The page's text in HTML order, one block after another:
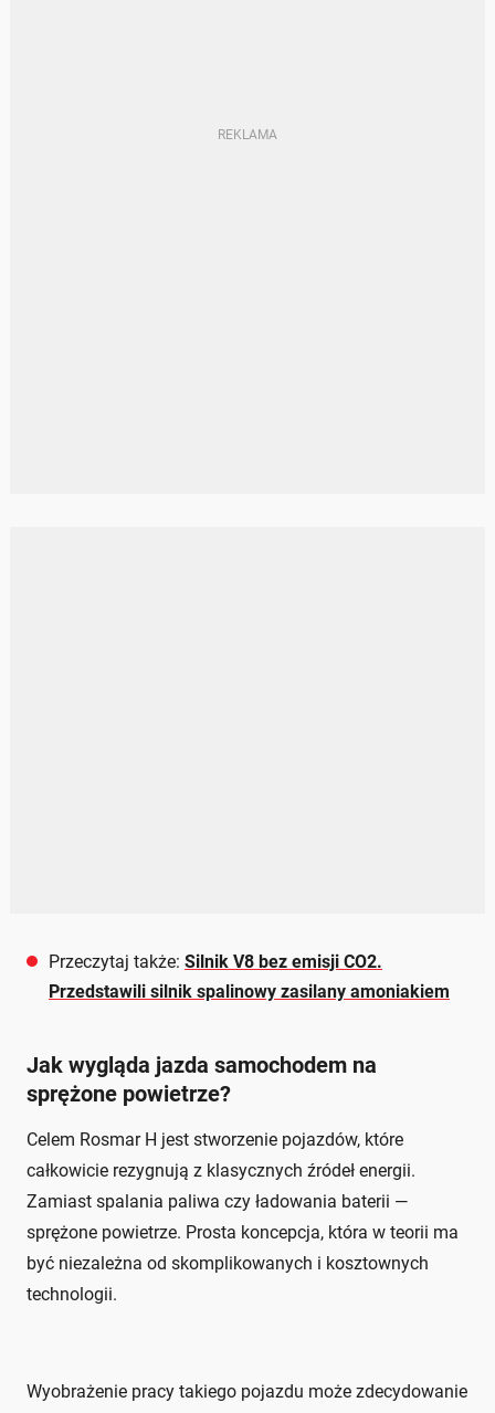
Przeczytaj także: Silnik V8 bez emisji CO2.
Przedstawili silnik spalinowy zasilany amoniakiem
Jak wygląda jazda samochodem na
sprężone powietrze?
Celem Rosmar H jest stworzenie pojazdów, które
całkowicie rezygnują z klasycznych źródeł energii.
Zamiast spalania paliwa czy ładowania baterii —
sprężone powietrze. Prosta koncepcja, która w teorii ma
być niezależna od skomplikowanych i kosztownych
technologii.
Wyobrażenie pracy takiego pojazdu może zdecydowanie